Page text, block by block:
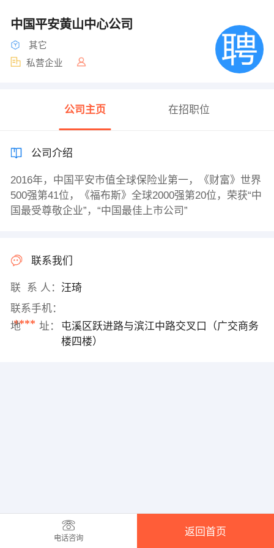
中国平安黄山中心公司
其它
私营企业
公司主页 在招职位
公司介绍
2016年，中国平安市值全球保险业第一，《财富》世界
500强第41位，《福布斯》全球2000强第20位，荣获“中
国最受尊敬企业”，“中国最佳上市公司”
联系我们
联 系 人： 汪琦
联系手机：
****
地 址：
屯溪区跃进路与滨江中路交叉口（广交商务
楼四楼）
电话咨询
返回首页